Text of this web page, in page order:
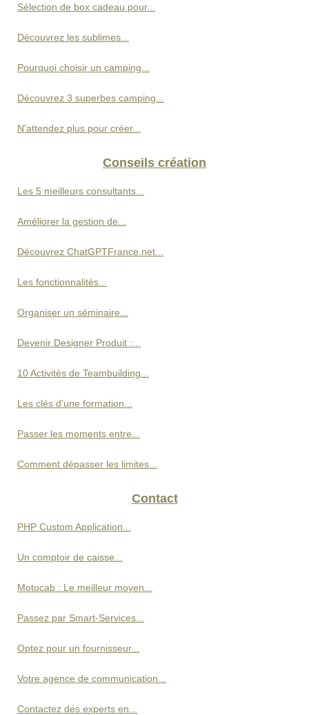
Sélection de box cadeau pour...
Découvrez les sublimes...
Pourquoi choisir un camping...
Découvrez 3 superbes camping...
N'attendez plus pour créer...
Conseils création
Les 5 meilleurs consultants...
Améliorer la gestion de...
Découvrez ChatGPTFrance.net...
Les fonctionnalités...
Organiser un séminaire...
Devenir Designer Produit :...
10 Activités de Teambuilding...
Les clés d'une formation...
Passer les moments entre...
Comment dépasser les limites...
Contact
PHP Custom Application...
Un comptoir de caisse...
Motocab : Le meilleur moyen...
Passez par Smart-Services...
Optez pour un fournisseur...
Votre agence de communication...
Contactez des experts en...